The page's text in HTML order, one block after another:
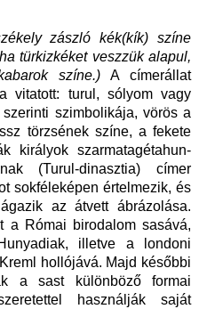
zászló kék(kík) színe
türkizkéket veszzük alapul,
színe.) A címerállat
vitatott: turul, sólyom vagy
szimbolikája, vörös a
törzsének színe, a fekete
királyok szarmatagétahun-
(Turul-dinasztia) címer
sokféleképen értelmezik, és
az átvett ábrázolása.
a Római birodalom sasává,
illetve a londoni
hollójává. Majd későbbi
a sast különböző formai
használják saját